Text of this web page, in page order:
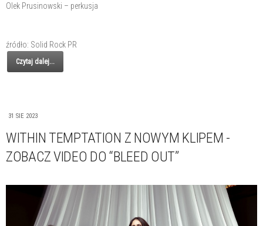
Olek Prusinowski – perkusja
źródło: Solid Rock PR
Czytaj dalej...
31 SIE 2023
WITHIN TEMPTATION Z NOWYM KLIPEM -
ZOBACZ VIDEO DO “BLEED OUT’’